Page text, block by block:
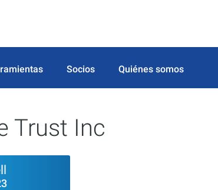
Socios Quiénes somos
Trust Inc